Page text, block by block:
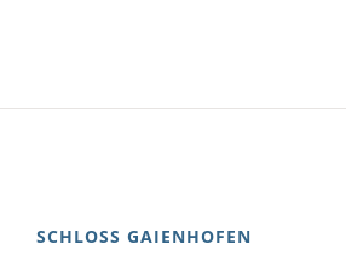
SCHLOSS GAIENHOFEN